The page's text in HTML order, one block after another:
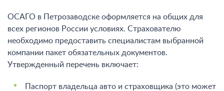
ОСАГО в Петрозаводске оформляется на общих для
всех регионов России условиях. Страхователю
необходимо предоставить специалистам выбранной
компании пакет обязательных документов.
Утвержденный перечень включает:
Паспорт владельца авто и страховщика (это может